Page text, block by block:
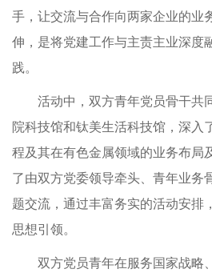
手，让交流与合作向两家企业的业
伸，是将党建工作与主责主业深度
践。
活动中，双方青年党员骨干共
院科技馆和钛美生活科技馆，深入
程及其在有色金属领域的业务布局
了由双方党委领导牵头、青年业务
题交流，通过丰富务实的活动安排
思想引领。
双方党员青年在服务国家战略